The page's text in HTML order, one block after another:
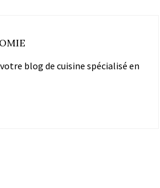
blog de cuisine spécialisé en